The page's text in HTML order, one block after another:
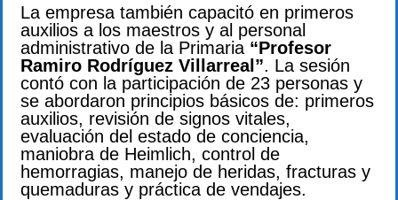
La empresa también capacitó en primeros
auxilios a los maestros y al personal
administrativo de la Primaria “Profesor
Ramiro Rodríguez Villarreal”. La sesión
contó con la participación de 23 personas y
se abordaron principios básicos de: primeros
auxilios, revisión de signos vitales,
evaluación del estado de conciencia,
maniobra de Heimlich, control de
hemorragias, manejo de heridas, fracturas y
quemaduras y práctica de vendajes.